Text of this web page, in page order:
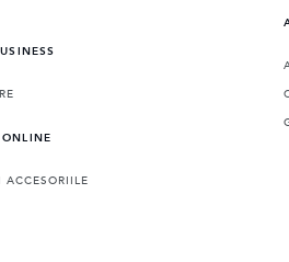
ACCESORIILE